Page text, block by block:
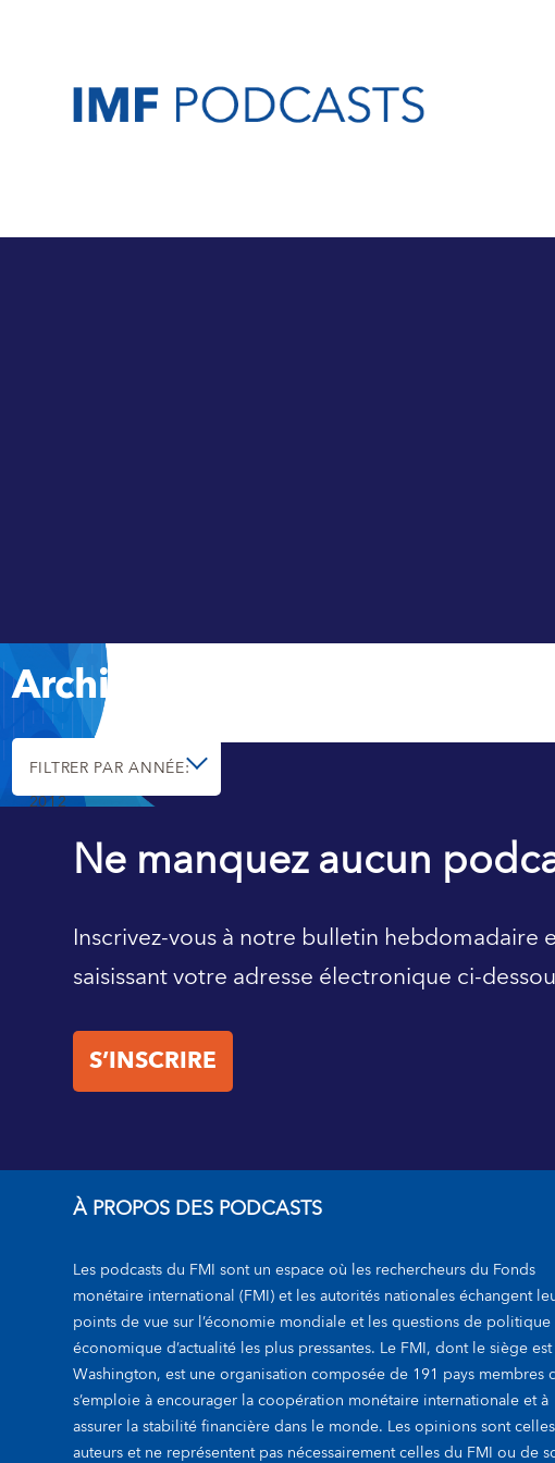
Archives
FILTRER PAR ANNÉE:
2012
Ne manquez aucun
Inscrivez-vous à notre bulletin hebdomadaire
saisissant votre adresse électronique ci-
S’INSCRIRE
À PROPOS DES PODCASTS
Les podcasts du FMI sont un espace où les rechercheurs du Fonds
monétaire international (FMI) et les autorités nationales échangent
points de vue sur l’économie mondiale et les questions de politique
économique d’actualité les plus pressantes. Le FMI, dont le siège
Washington, est une organisation composée de 191 pays membres
s’emploie à encourager la coopération monétaire internationale et à
assurer la stabilité financière dans le monde. Les opinions sont
auteurs et ne représentent pas nécessairement celles du FMI ou de